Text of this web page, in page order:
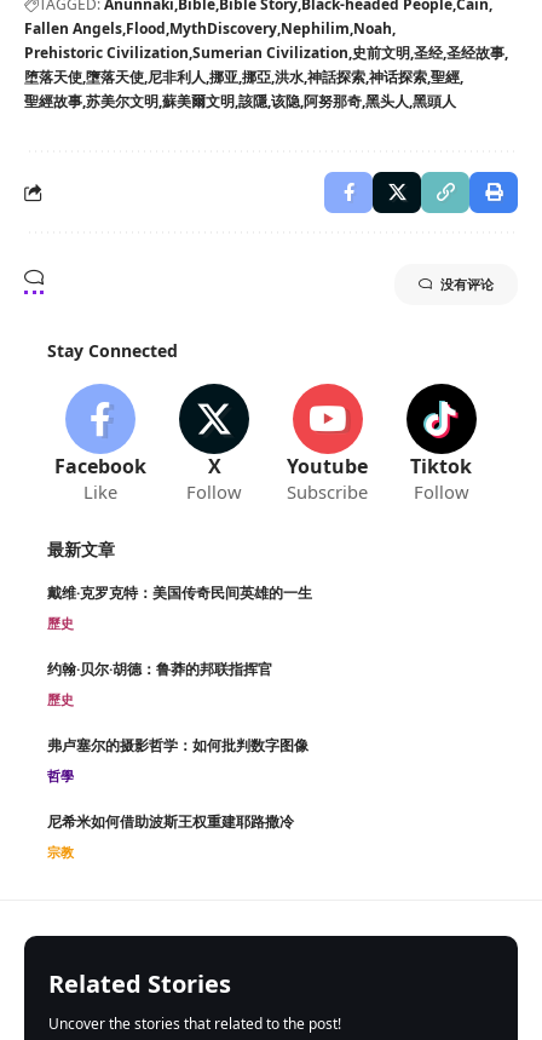
Fallen Angels Flood MythDiscovery Nephilim Noah
Prehistoric Civilization Sumerian Civilization 史前文明圣经圣经故事
堕落天使墮落天使 尼非利人 挪亚挪亞洪水神話探索神话探索聖經
聖經故事苏美尔文明蘇美爾文明該隱该隐阿努那奇黑头人 黑頭人
没有评论
Stay Connected
Facebook
Like
X
Follow
Youtube
Subscribe
Tiktok
Follow
最新文章
戴维·克罗克特：美国传奇民间英雄的一生
歷史
约翰·贝尔·胡德：鲁莽的邦联指挥官
歷史
弗卢塞尔的摄影哲学：如何批判数字图像
哲學
尼希米如何借助波斯王权重建耶路撒冷
宗教
Related Stories
Uncover the stories that related to the post!